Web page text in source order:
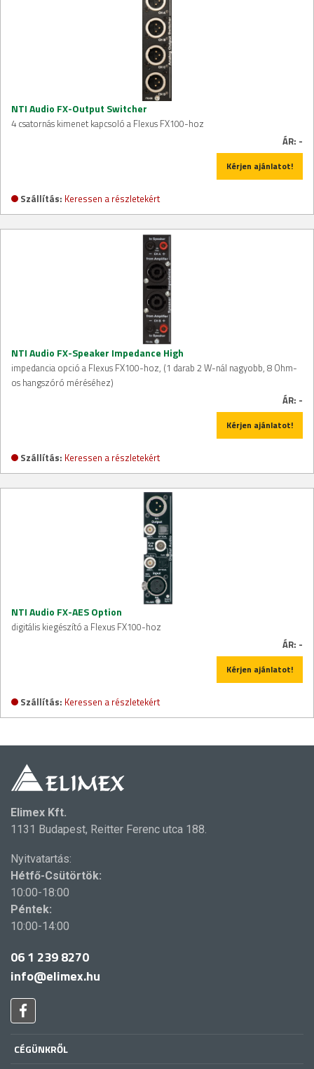
NTI Audio FX-Output Switcher
4 csatornás kimenet kapcsoló a Flexus FX100-hoz
ÁR: -
Kérjen ajánlatot!
Szállítás: Keressen a részletekért
NTI Audio FX-Speaker Impedance High
impedancia opció a Flexus FX100-hoz, (1 darab 2 W-nál nagyobb, 8 Ohm-
os hangszóró méréséhez)
ÁR: -
Kérjen ajánlatot!
Szállítás: Keressen a részletekért
NTI Audio FX-AES Option
digitális kiegészító a Flexus FX100-hoz
ÁR: -
Kérjen ajánlatot!
Szállítás: Keressen a részletekért
Elimex Kft.
1131 Budapest, Reitter Ferenc utca 188.
Nyitvatartás:
Hétfő-Csütörtök:
10:00-18:00
Péntek:
10:00-14:00
06 1 239 8270
info@elimex.hu
CÉGÜNKRŐL